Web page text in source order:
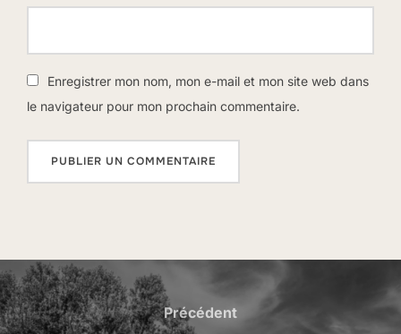
Enregistrer mon nom, mon e-mail et mon site web dans
le navigateur pour mon prochain commentaire.
Navigation
de
Précédent
Précédent